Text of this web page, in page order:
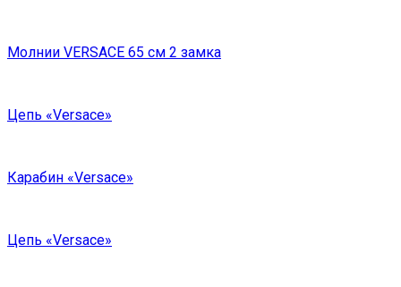
Молнии VERSACE 65 см 2 замка
Цепь «Versace»
Карабин «Versace»
Цепь «Versace»